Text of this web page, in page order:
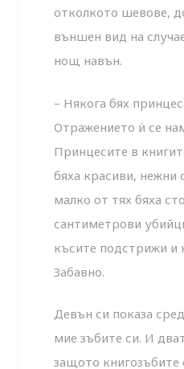
отколкото шевове,
външен вид на
нощ навън.
– Някога бях
Отражението ѝ се
Принцесите в
бяха красиви, нежни
малко от тях бяха
сантиметрови
късите подстрижи и
Забавно.
Девън си показа
мие зъбите си. И
защото